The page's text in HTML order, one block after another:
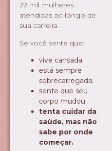
22 mil mulheres
atendidas ao longo de
sua carreira.
Se você sente que:
vive cansada;
está sempre
sobrecarregada;
sente que seu
corpo mudou;
tenta cuidar da
saúde, mas não
sabe por onde
começar.